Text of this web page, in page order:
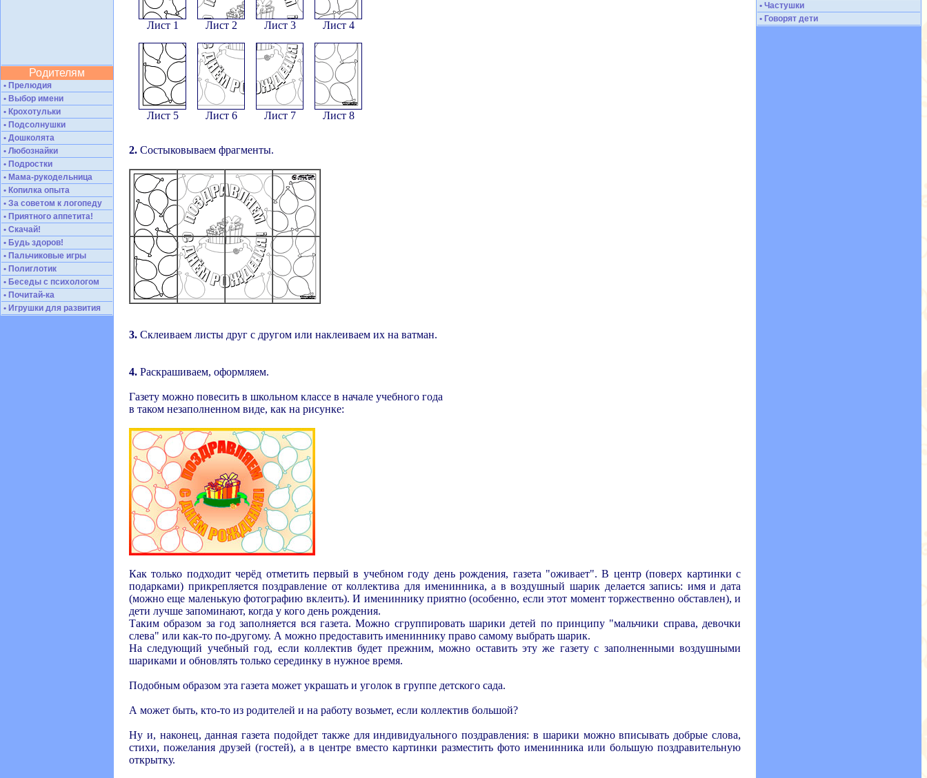
Родителям
• Прелюдия
• Выбор имени
• Крохотульки
• Подсолнушки
• Дошколята
• Любознайки
• Подростки
• Мама-рукодельница
• Копилка опыта
• За советом к логопеду
• Приятного аппетита!
• Скачай!
• Будь здоров!
• Пальчиковые игры
• Полиглотик
• Беседы с психологом
• Почитай-ка
• Игрушки для развития
Лист 1 Лист 2 Лист 3 Лист 4
Лист 5 Лист 6 Лист 7 Лист 8
2. Состыковываем фрагменты.
3. Cклеиваем листы друг с другом или наклеиваем их на ватман.
4. Раскрашиваем, оформляем.
Газету можно повесить в школьном классе в начале учебного года
в таком незаполненном виде, как на рисунке:
Как только подходит черёд отметить первый в учебном году день рождения, газета "оживает". В центр (поверх картинки с
подарками) прикрепляется поздравление от коллектива для именинника, а в воздушный шарик делается запись: имя и дата
(можно еще маленькую фотографию вклеить). И имениннику приятно (особенно, если этот момент торжественно обставлен), и
дети лучше запоминают, когда у кого день рождения.
Таким образом за год заполняется вся газета. Можно сгруппировать шарики детей по принципу "мальчики справа, девочки
слева" или как-то по-другому. А можно предоставить имениннику право самому выбрать шарик.
На следующий учебный год, если коллектив будет прежним, можно оставить эту же газету с заполненными воздушными
шариками и обновлять только серединку в нужное время.
Подобным образом эта газета может украшать и уголок в группе детского сада.
А может быть, кто-то из родителей и на работу возьмет, если коллектив большой?
Ну и, наконец, данная газета подойдет также для индивидуального поздравления: в шарики можно вписывать добрые слова,
стихи, пожелания друзей (гостей), а в центре вместо картинки разместить фото именинника или большую поздравительную
открытку.
• Частушки
• Говорят дети